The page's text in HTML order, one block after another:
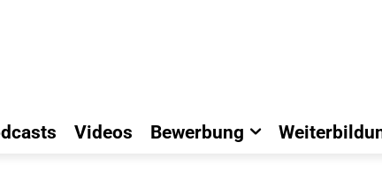
Videos Bewerbung